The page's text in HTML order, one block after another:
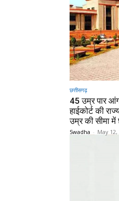
छत्तीसगढ़
45 उम्र पार
हाईकोर्ट की
उम्र की सीमा
Swadha - May 12,